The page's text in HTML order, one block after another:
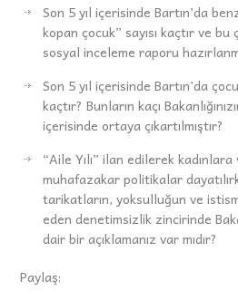
Son 5 yıl içerisinde Bartın’da
kopan çocuk” sayısı kaçtır ve bu
sosyal inceleme raporu
Son 5 yıl içerisinde Bartın’da
kaçtır? Bunların kaçı
içerisinde ortaya çıkartılmıştır?
“Aile Yılı” ilan edilerek
muhafazakar politikalar
tarikatların, yoksulluğun ve
eden denetimsizlik zincirinde
dair bir açıklamanız var mıdır?
Paylaş: